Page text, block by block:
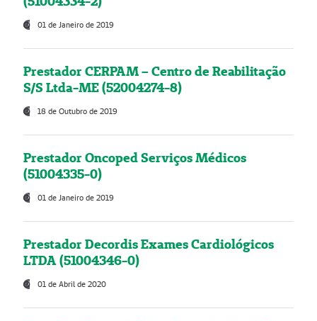
01 de Janeiro de 2019
Prestador CERPAM – Centro de Reabilitação
S/S Ltda-ME (52004274-8)
18 de Outubro de 2019
Prestador Oncoped Serviços Médicos
(51004335-0)
01 de Janeiro de 2019
Prestador Decordis Exames Cardiológicos
LTDA (51004346-0)
01 de Abril de 2020